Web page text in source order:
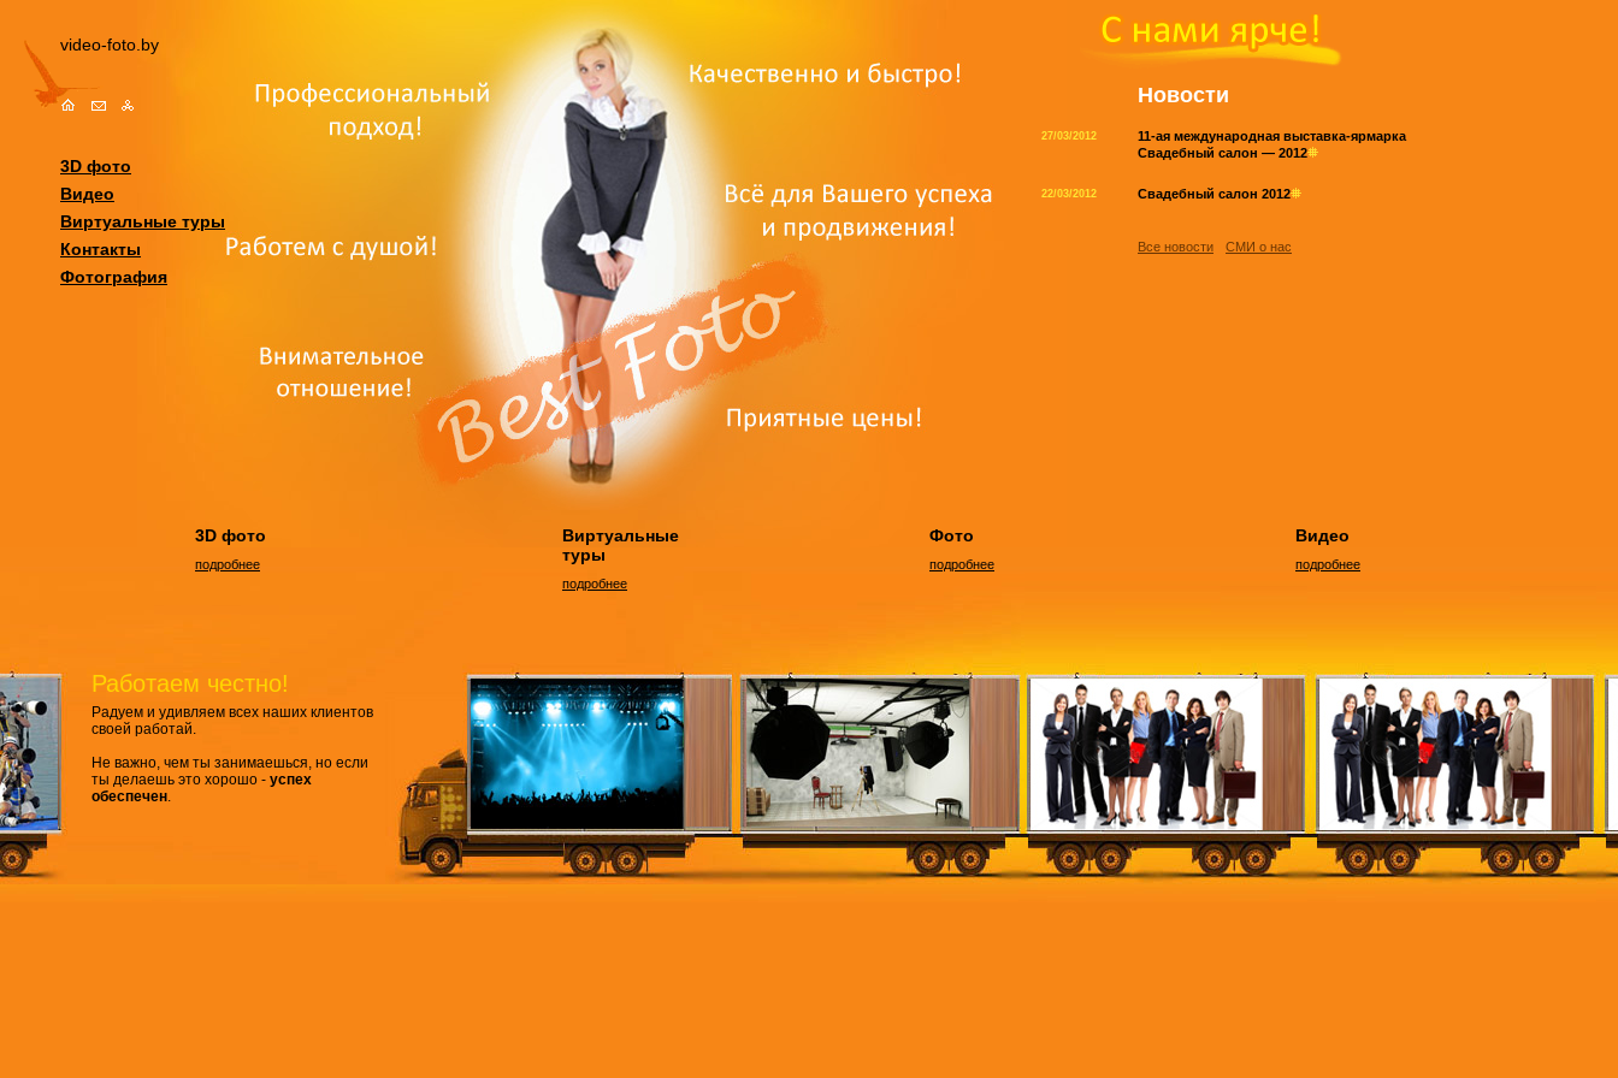
video-foto.by
3D фото
Видео
Виртуальные туры
Контакты
Фотография
Новости
27/03/2012
11-ая международная выставка-ярмарка
Свадебный салон — 2012
22/03/2012 Свадебный салон 2012
Все новости СМИ о нас
3D фото
подробнее
Виртуальные
туры
подробнее
Фото
подробнее
Видео
подробнее
Работаем честно!
Радуем и удивляем всех наших клиентов
своей работай.
Не важно, чем ты занимаешься, но если
ты делаешь это хорошо - успех
обеспечен.